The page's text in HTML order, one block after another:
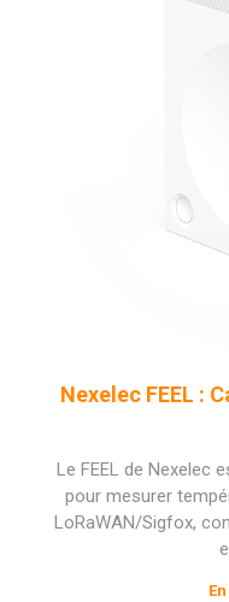
Nexelec FEEL :
Le FEEL de Nexelec
pour mesurer
LoRaWAN/Sigfox,